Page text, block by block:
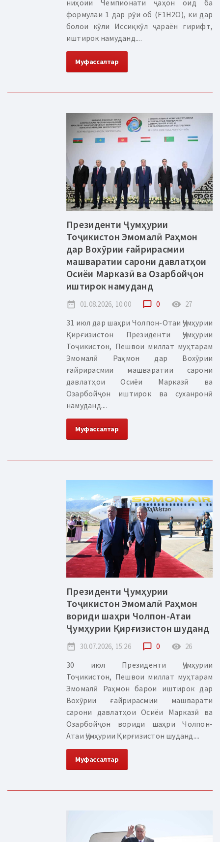
ниҳоии Чемпионати ҷаҳон оид ба
формулаи 1 дар рӯи об (F1H2O), ки дар
болои кӯли Иссиқкӯл ҷараён гирифт,
иштирок намуданд....
Муфассалтар
Президенти Ҷумҳурии
Тоҷикистон Эмомалӣ Раҳмон
дар Вохӯрии ғайрирасмии
машваратии сарони давлатҳои
Осиёи Марказӣ ва Озарбойҷон
иштирок намуданд
date_range 01.08.2026, 10:00 chat_bubble_outline 0 remove_red_eye 27
31 июл дар шаҳри Чолпон-Отаи Ҷумҳурии
Қирғизистон Президенти Ҷумҳурии
Тоҷикистон, Пешвои миллат муҳтарам
Эмомалӣ Раҳмон дар Вохӯрии
ғайрирасмии машваратии сарони
давлатҳои Осиёи Марказӣ ва
Озарбойҷон иштирок ва суханронӣ
намуданд....
Муфассалтар
Президенти Ҷумҳурии
Тоҷикистон Эмомалӣ Раҳмон
вориди шаҳри Чолпон-Атаи
Ҷумҳурии Қирғизистон шуданд
date_range 30.07.2026, 15:26 chat_bubble_outline 0 remove_red_eye 26
30 июл Президенти Ҷумҳурии
Тоҷикистон, Пешвои миллат муҳтарам
Эмомалӣ Раҳмон барои иштирок дар
Вохӯрии ғайрирасмии машварати
сарони давлатҳои Осиёи Марказӣ ва
Озарбойҷон вориди шаҳри Чолпон-
Атаи Ҷумҳурии Қирғизистон шуданд....
Муфассалтар